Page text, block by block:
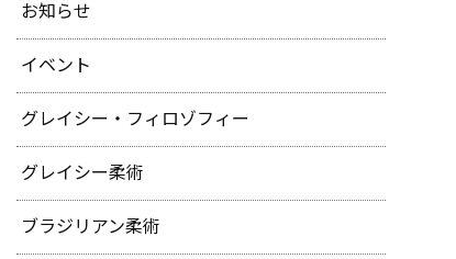
お知らせ
イベント
グレイシー・フィロゾフィー
グレイシー柔術
ブラジリアン柔術